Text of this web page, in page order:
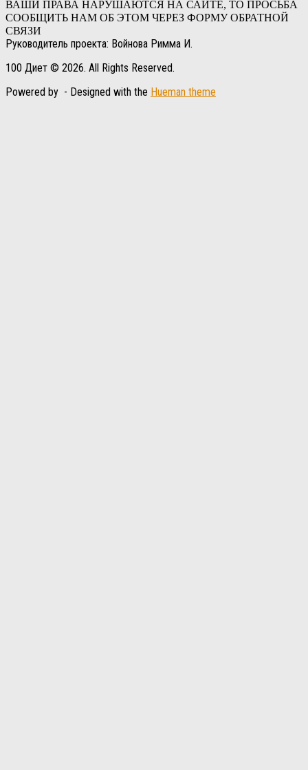
ВАШИ ПРАВА НАРУШАЮТСЯ НА САЙТЕ, ТО ПРОСЬБА
СООБЩИТЬ НАМ ОБ ЭТОМ ЧЕРЕЗ ФОРМУ ОБРАТНОЙ
СВЯЗИ
Руководитель проекта: Войнова Римма И.
100 Диет © 2026. All Rights Reserved.
Powered by - Designed with the Hueman theme